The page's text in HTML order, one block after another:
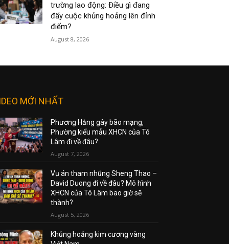
trường lao động: Điều gì đang
đẩy cuộc khủng hoảng lên đỉnh
điểm?
August 8, 2026
MỚI NHẤT
Phương Hằng gây bão mạng,
Phường kiểu mẫu XHCN của Tô
Lâm đi về đâu?
August 7, 2026
Vụ án tham nhũng Sheng Thao –
David Duong đi về đâu? Mô hình
XHCN của Tô Lâm bao giờ sẽ
thành?
August 5, 2026
Khủng hoảng kim cương vàng